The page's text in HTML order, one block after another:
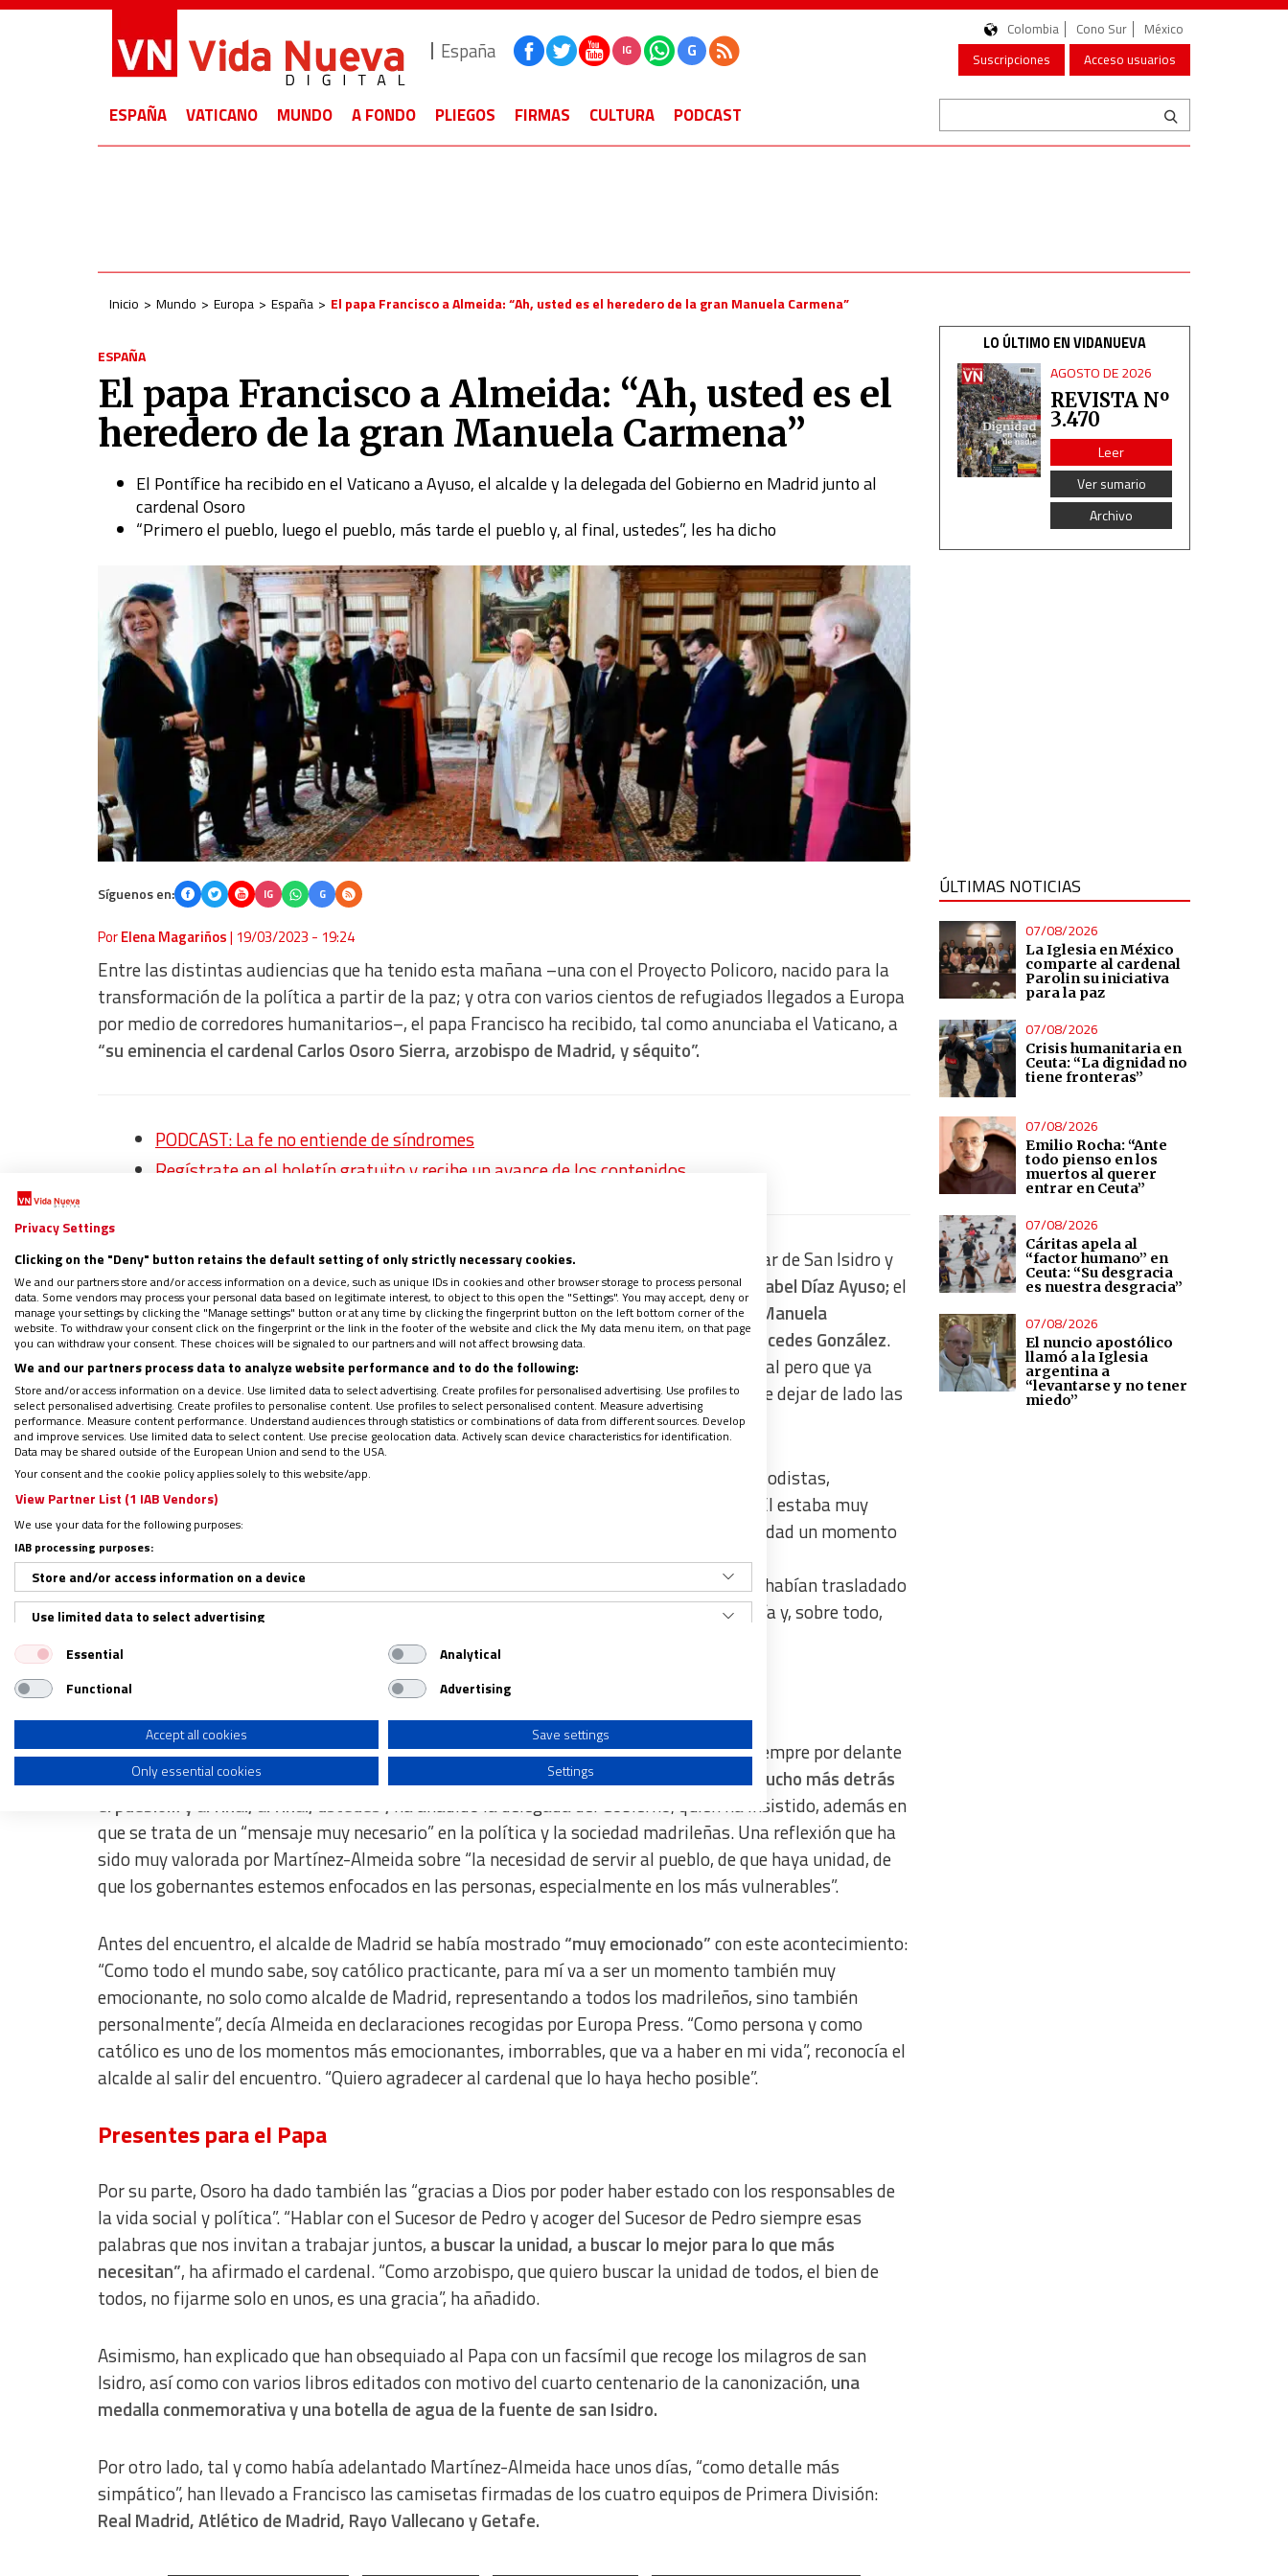
España IG G
Colombia Cono Sur
México
Suscripciones
Acceso usuarios
ESPAÑA VATICANO MUNDO A FONDO PLIEGOS FIRMAS CULTURA PODCAST
Inicio Mundo Europa España El papa Francisco a Almeida: “Ah, usted es el heredero de la gran Manuela Carmena”
ESPAÑA
El papa Francisco a Almeida: “Ah, usted es el
heredero de la gran Manuela Carmena”
El Pontífice ha recibido en el Vaticano a Ayuso, el alcalde y la delegada del Gobierno en Madrid junto al
cardenal Osoro
“Primero el pueblo, luego el pueblo, más tarde el pueblo y, al final, ustedes”, les ha dicho
Síguenos en: IG G
PorElena Magariños| 19/03/2023 - 19:24
Entre las distintas audiencias que ha tenido esta mañana –una con el Proyecto Policoro, nacido para la
transformación de la política a partir de la paz; y otra con varios cientos de refugiados llegados a Europa
por medio de corredores humanitarios–, el papa Francisco ha recibido, tal como anunciaba el Vaticano, a
“su eminencia el cardenal Carlos Osoro Sierra, arzobispo de Madrid, y séquito”.
PODCAST: La fe no entiende de síndromes
Regístrate en el boletín gratuito y recibe un avance de los contenidos
Quienes acompañaban a Osoro en este encuentro con el Papa, en el marco del Año Jubilar de San Isidro y
cuarto centenario de su canonización, eran la presidenta de la Comunidad de Madrid,
Isabel Díaz Ayuso;el
alcalde de la capital,José Luis Martínez-Almeida -“Ah, usted es el heredero de la gran Manuela
Carmena”, le ha dicho Francisco al saludarle-; y la delegada del Gobierno en Madrid,Mercedes González.
Con ellos se ha sentado para dirigirles unas palabras –un gesto que no suele ser habitual pero que ya
llevó a cabo con Pedro Sánchez– en las que ha hecho especial hincapié en la necesidad de dejar de lado las
ideologías en favor de trabajar por el bien del pueblo.
Así lo explicaba, al salir de la audiencia, el
ante las preguntas de los periodistas,
subrayando que el Papa les ha pedido
. “Él estaba muy
interesado por los barrios, por las personas que tienen más dificultades. Ha sido de verdad un momento
inolvidable”, ha señalado el purpurado.
En este sentido, Díaz Ayuso ha apuntado que ha expresado al Papa que los madrileños habían trasladado
a los dirigentes, durante los últimos días, “que le transmitiéramos su cariño, su cercanía y, sobre todo,
pedirle que rezara por el pueblo de Madrid”.
Un momento único
Por su parte, Mercedes González ha señalado que Francisco les ha alentado a “poner siempre por delante
las necesidades del pueblo”.“Primero el pueblo, luego el pueblo, más tarde el pueblo, mucho más detrás
el pueblo… y al final, al final, ustedes”, ha añadido la delegada del Gobierno, quien ha insistido, además en
que se trata de un “mensaje muy necesario” en la política y la sociedad madrileñas. Una reflexión que ha
sido muy valorada por Martínez-Almeida sobre “la necesidad de servir al pueblo, de que haya unidad, de
que los gobernantes estemos enfocados en las personas, especialmente en los más vulnerables”.
Antes del encuentro, el alcalde de Madrid se había mostrado “muy emocionado”con este acontecimiento:
“Como todo el mundo sabe, soy católico practicante, para mí va a ser un momento también muy
emocionante, no solo como alcalde de Madrid, representando a todos los madrileños, sino también
personalmente”, decía Almeida en declaraciones recogidas por Europa Press. “Como persona y como
católico es uno de los momentos más emocionantes, imborrables, que va a haber en mi vida”, reconocía el
alcalde al salir del encuentro. “Quiero agradecer al cardenal que lo haya hecho posible”.
Presentes para el Papa
Por su parte, Osoro ha dado también las “gracias a Dios por poder haber estado con los responsables de
la vida social y política”. “Hablar con el Sucesor de Pedro y acoger del Sucesor de Pedro siempre esas
palabras que nos invitan a trabajar juntos, a buscar la unidad, a buscar lo mejor para lo que más
necesitan”, ha afirmado el cardenal. “Como arzobispo, que quiero buscar la unidad de todos, el bien de
todos, no fijarme solo en unos, es una gracia”, ha añadido.
Asimismo, han explicado que han obsequiado al Papa con un facsímil que recoge los milagros de san
Isidro, así como con varios libros editados con motivo del cuarto centenario de la canonización, una
medalla conmemorativa y una botella de agua de la fuente de san Isidro.
Por otro lado, tal y como había adelantado Martínez-Almeida hace unos días, “como detalle más
simpático”, han llevado a Francisco las camisetas firmadas de los cuatro equipos de Primera División:
Real Madrid, Atlético de Madrid, Rayo Vallecano y Getafe.
LO ÚLTIMO EN VIDANUEVA
AGOSTO DE 2026
REVISTA Nº
3.470
Leer
Ver sumario
Archivo
ÚLTIMAS NOTICIAS
07/08/2026
La Iglesia en México
comparte al cardenal
Parolin su iniciativa
para la paz
07/08/2026
Crisis humanitaria en
Ceuta: “La dignidad no
tiene fronteras”
07/08/2026
Emilio Rocha: “Ante
todo pienso en los
muertos al querer
entrar en Ceuta”
07/08/2026
Cáritas apela al
“factor humano” en
Ceuta: “Su desgracia
es nuestra desgracia”
07/08/2026
El nuncio apostólico
llamó a la Iglesia
argentina a
“levantarse y no tener
miedo”
Privacy Settings
Clicking on the "Deny" button retains the default setting of only strictly necessary cookies.
We and our partners store and/or access information on a device, such as unique IDs in cookies and other browser storage to process personal
data. Some vendors may process your personal data based on legitimate interest, to object to this open the "Settings". You may accept, deny or
manage your settings by clicking the "Manage settings" button or at any time by clicking the fingerprint button on the left bottom corner of the
website. To withdraw your consent click on the fingerprint or the link in the footer of the website and click the My data menu item, on that page
you can withdraw your consent. These choices will be signaled to our partners and will not affect browsing data.
We and our partners process data to analyze website performance and to do the following:
Store and/or access information on a device. Use limited data to select advertising. Create profiles for personalised advertising. Use profiles to
select personalised advertising. Create profiles to personalise content. Use profiles to select personalised content. Measure advertising
performance. Measure content performance. Understand audiences through statistics or combinations of data from different sources. Develop
and improve services. Use limited data to select content. Use precise geolocation data. Actively scan device characteristics for identification.
Data may be shared outside of the European Union and send to the USA.
Your consent and the cookie policy applies solely to this website/app.
View Partner List (1 IAB Vendors)
We use your data for the following purposes:
IAB processing purposes:
Store and/or access information on a device
Use limited data to select advertising
Create profiles for personalised advertising
Use profiles to select personalised advertising
Create profiles to personalise content
Use profiles to select personalised content
Measure advertising performance
Measure content performance
Understand audiences through statistics or combinations of data from different sources
Use limited data to select content
IAB Special Features:
Use precise geolocation data
Identify devices based on information actively requested
Advertising
Essential
Analytical
Functional
Advertising
Accept all cookies
Save settings
Only essential cookies
Settings